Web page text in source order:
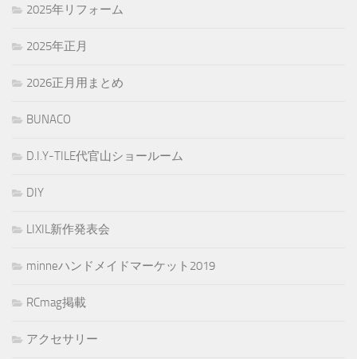
2025年リフォーム
2025年正月
2026正月用まとめ
BUNACO
D.I.Y-TILE代官山ショールーム
DIY
LIXIL新作発表会
minneハンドメイドマーケット2019
RCmag掲載
アクセサリー